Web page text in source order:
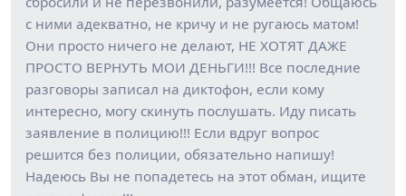
с ними адекватно, не кричу и не ругаюсь матом!
Они просто ничего не делают, НЕ ХОТЯТ ДАЖЕ
ПРОСТО ВЕРНУТЬ МОИ ДЕНЬГИ!!! Все последние
разговоры записал на диктофон, если кому
интересно, могу скинуть послушать. Иду писать
заявление в полицию!!! Если вдруг вопрос
решится без полиции, обязательно напишу!
Надеюсь Вы не попадетесь на этот обман, ищите